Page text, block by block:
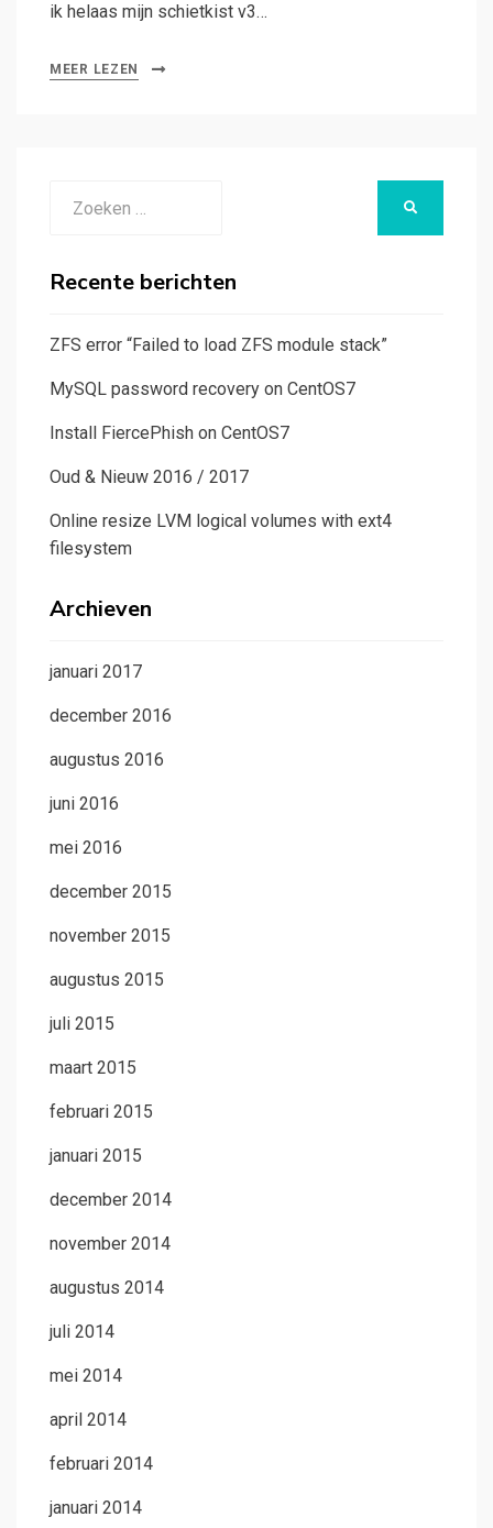
ik helaas mijn schietkist v3…
MEER LEZEN
naar:
Recente berichten
ZFS error “Failed to load ZFS module stack”
MySQL password recovery on CentOS7
Install FiercePhish on CentOS7
Oud & Nieuw 2016 / 2017
Online resize LVM logical volumes with ext4
filesystem
Archieven
januari 2017
december 2016
augustus 2016
juni 2016
mei 2016
december 2015
november 2015
augustus 2015
juli 2015
maart 2015
februari 2015
januari 2015
december 2014
november 2014
augustus 2014
juli 2014
mei 2014
april 2014
februari 2014
januari 2014